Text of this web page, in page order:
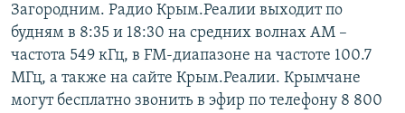
Загородним. Радио Крым.Реалии выходит по
будням в 8:35 и 18:30 на средних волнах АМ –
частота 549 кГц, в FM-диапазоне на частоте 100.7
МГц, а также на сайте Крым.Реалии. Крымчане
могут бесплатно звонить в эфир по телефону 8 800